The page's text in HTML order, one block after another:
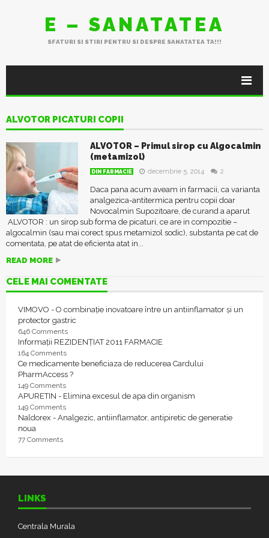
E – SANATATEA
SFATURI SI STIRI PENTRU SI DESPRE SANATATEA TA!!!
ALVOTOR PICATURI COPII
ALVOTOR – Primul sirop cu Algocalmin
(metamizol)
DIN FARMACIE decembrie 5, 2014 2
Daca pana acum aveam in farmacii, ca varianta
analgezica-antitermica pentru copii doar
Novocalmin Supozitoare, de curand a aparut
ALVOTOR : un sirop sub forma de picaturi, ce are in compozitie –
algocalmin (sau mai corect spus metamizol sodic), substanta pe cat de
comentata, pe atat de eficienta atat in...
READ MORE
CELE MAI COMENTATE
VIMOVO - O combinație inovatoare între un antiinflamator și un
protector gastric
646 Comments
Informații REZIDENȚIAT 2011 FARMACIE
164 Comments
Ce medicamente beneficiaza de reducerea Cardului
PharmAccess ?
149 Comments
APURETIN - Elimina excesul de apa din organism
149 Comments
Naldorex - Analgezic, antiinflamator, antipiretic de generatie
noua
77 Comments
LINKS
Centrala Murala